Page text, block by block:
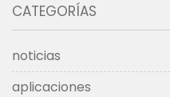
CATEGORÍAS
noticias
aplicaciones